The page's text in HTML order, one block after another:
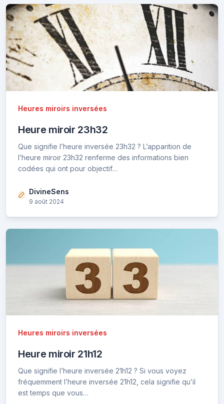
Heures miroirs inversées
Heure miroir 23h32
Que signifie l’heure inversée 23h32 ? L’apparition de
l’heure miroir 23h32 renferme des informations bien
codées qui ont pour objectif…
DivineSens
9 août 2024
Heures miroirs inversées
Heure miroir 21h12
Que signifie l’heure inversée 21h12 ? Si vous voyez
fréquemment l’heure inversée 21h12, cela signifie qu’il
est temps que vous…